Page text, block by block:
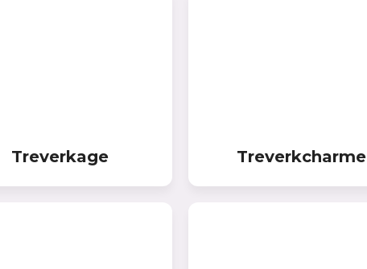
Treverkage Treverkcharme